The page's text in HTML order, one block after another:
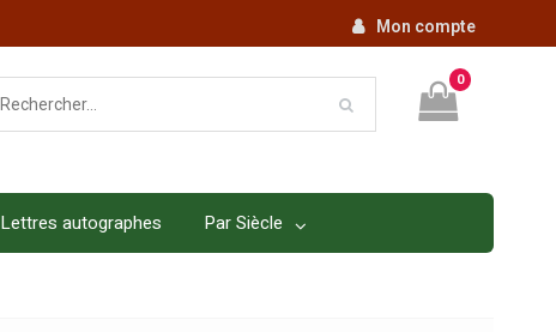
Mon compte
0
Lettres autographes Par Siècle